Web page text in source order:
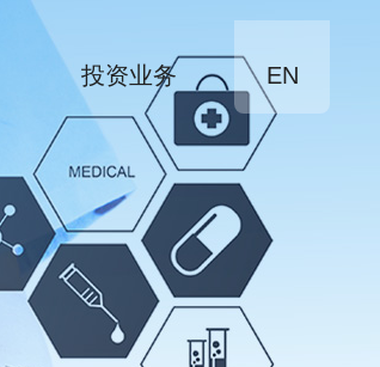
EN
投资业务